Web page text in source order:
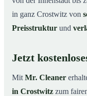
in ganz Crostwitz von
Preisstruktur und
Jetzt
Mit Mr. Cleaner
in Crostwitz zum